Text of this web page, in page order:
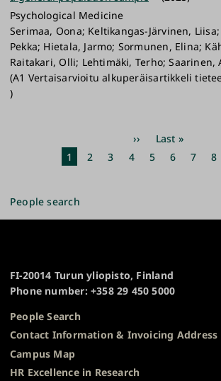
Psychological Medicine
Serimaa, Oona; Keltikangas-Järvinen,
Pekka; Hietala, Jarmo; Sormunen, Elina;
Raitakari, Olli; Lehtimäki, Terho; Saarinen,
(A1 Vertaisarvioitu alkuperäisartikkeli
)
Next
page
››
Last
page
Last »
Current
1 Page
2 Page
3 Page
4 Page
5 Page
6 Page
7 8
People search
FI-20014 Turun yliopisto, Finland
Phone number: +358 29 450 5000
People Search
Contact Information & Invoicing Address
Campus Map
HR Excellence in Research